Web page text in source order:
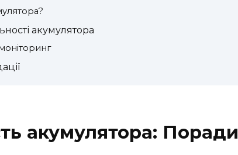
акумулятора
акумулятора: Поради